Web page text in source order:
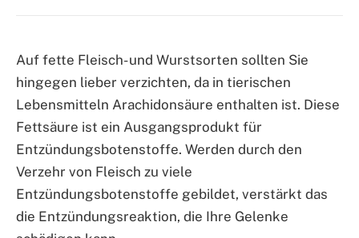
Auf fette Fleisch- und Wurstsorten sollten Sie
hingegen lieber verzichten, da in tierischen
Lebensmitteln Arachidonsäure enthalten ist. Diese
Fettsäure ist ein Ausgangsprodukt für
Entzündungsbotenstoffe. Werden durch den
Verzehr von Fleisch zu viele
Entzündungsbotenstoffe gebildet, verstärkt das
die Entzündungsreaktion, die Ihre Gelenke